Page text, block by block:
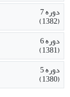
دوره 7
(1382)
دوره 6
(1381)
دوره 5
(1380)